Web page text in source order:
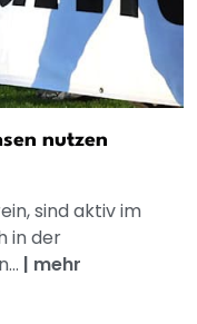
nutzen
sind aktiv im
in der
| mehr